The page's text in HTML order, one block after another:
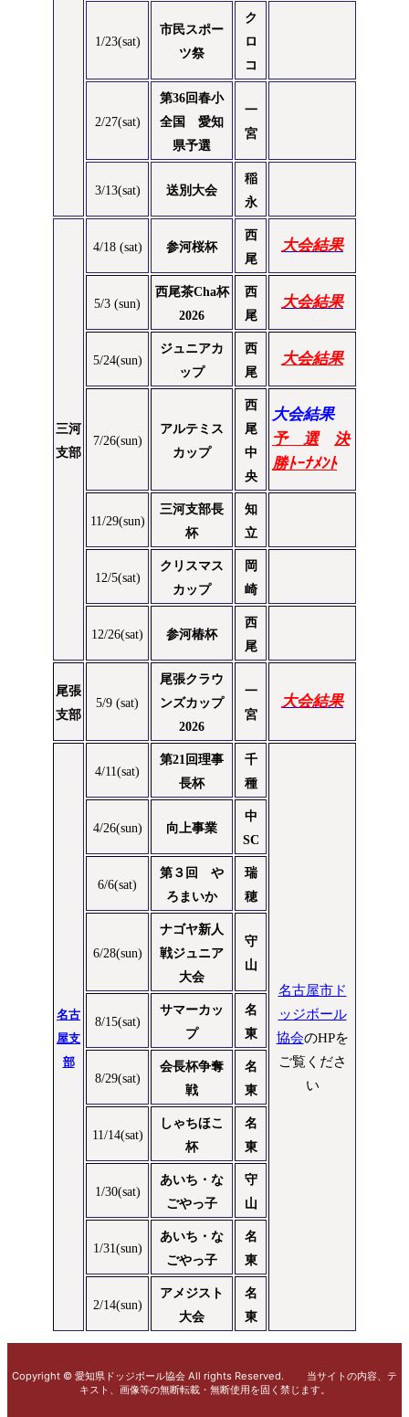
1/23(sat)
市民スポー
ツ祭
ク
ロ
コ
2/27(sat)
第36回春小
全国 愛知
県予選
一
宮
3/13(sat) 送別大会
稲
永
三河
支部
4/18 (sat) 参河桜杯
西
尾
大会結果
5/3 (sun)
西尾茶Cha杯
2026
西
尾
大会結果
5/24(sun)
ジュニアカ
ップ
西
尾
大会結果
7/26(sun)
アルテミス
カップ
西
尾
中
央
大会結果
予 選
決
勝ﾄｰﾅﾒﾝﾄ
11/29(sun)
三河支部長
杯
知
立
12/5(sat)
クリスマス
カップ
岡
崎
12/26(sat) 参河椿杯
西
尾
尾張
支部
5/9 (sat)
尾張クラウ
ンズカップ
2026
一
宮
大会結果
名古
屋支
部
4/11(sat)
第21回理事
長杯
千
種
名古屋市ド
ッジボール
協会のHPを
ご覧くださ
い
4/26(sun) 向上事業
中
SC
6/6(sat)
第３回 や
ろまいか
瑞
穂
6/28(sun)
ナゴヤ新人
戦ジュニア
大会
守
山
8/15(sat)
サマーカッ
プ
名
東
8/29(sat)
会長杯争奪
戦
名
東
11/14(sat)
しゃちほこ
杯
名
東
1/30(sat)
あいち・な
ごやっ子
守
山
1/31(sun)
あいち・な
ごやっ子
名
東
2/14(sun)
アメジスト
大会
名
東
Copyright © 愛知県ドッジボール協会 All rights Reserved. 当サイトの内容、テ
キスト、画像等の無断転載・無断使用を固く禁じます。